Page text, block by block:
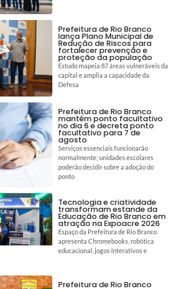
Prefeitura de Rio Branco
lança Plano Municipal de
Redução de Riscos para
fortalecer prevenção e
proteção da população
Estudo mapeia 87 áreas vulneráveis da
capital e amplia a capacidade da
Defesa
Prefeitura de Rio Branco
mantém ponto facultativo
no dia 6 e decreta ponto
facultativo para 7 de
agosto
Serviços essenciais funcionarão
normalmente; unidades escolares
poderão decidir sobre a adoção do
ponto
Tecnologia e criatividade
transformam estande da
Educação de Rio Branco em
atração na Expoacre 2026
Espaço da Prefeitura de Rio Branco
apresenta Chromebooks, robótica
educacional, jogos interativos e
Prefeitura de Rio Branco